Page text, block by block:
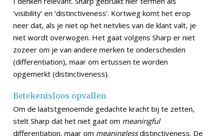
‘visibility’ en ‘distinctiveness’. Kortweg komt het erop
neer dat, als je niet op het netvlies van de klant valt, je
niet wordt overwogen. Het gaat volgens Sharp er niet
zozeer om je van andere merken te onderscheiden
(differentiation), maar om ertussen te worden
opgemerkt (distinctiveness).
Betekenisloos opvallen
Om de laatstgenoemde gedachte kracht bij te zetten,
stelt Sharp dat het niet gaat om meaningful
differentiation, maar om meaninglessdistinctiveness. De